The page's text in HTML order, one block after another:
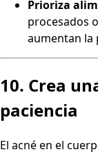
Prioriza
procesados
aumentan la
10. Crea
paciencia
El acné en el